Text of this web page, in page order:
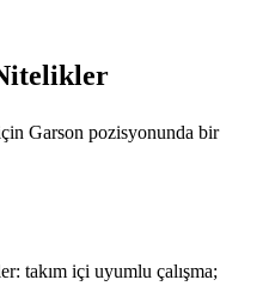
Garson pozisyonunda bir
takım içi uyumlu çalışma;